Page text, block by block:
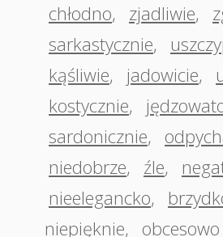
chłodno, zjadliwie,
sarkastycznie,
kąśliwie, jadowicie,
kostycznie,
sardonicznie,
niedobrze, źle,
nieelegancko,
niepięknie, obcesowo